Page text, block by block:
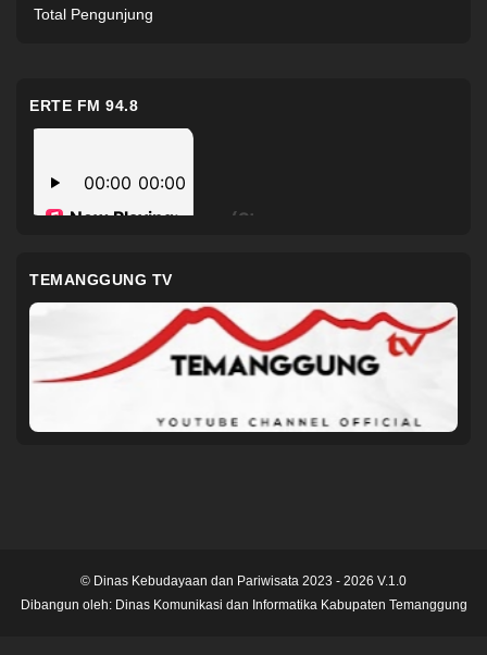
Total Pengunjung
ERTE FM 94.8
TEMANGGUNG TV
© Dinas Kebudayaan dan Pariwisata 2023 - 2026 V.1.0
Dibangun oleh: Dinas Komunikasi dan Informatika Kabupaten Temanggung